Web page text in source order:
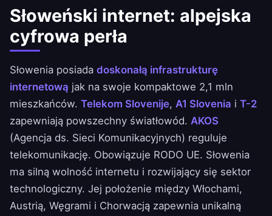
Słoweński internet: alpejska
cyfrowa perła
Słowenia posiada doskonałą infrastrukturę
internetową jak na swoje kompaktowe 2,1 mln
mieszkańców. Telekom Slovenije, A1 Slovenia i T-2
zapewniają powszechny światłowód. AKOS
(Agencja ds. Sieci Komunikacyjnych) reguluje
telekomunikację. Obowiązuje RODO UE. Słowenia
ma silną wolność internetu i rozwijający się sektor
technologiczny. Jej położenie między Włochami,
Austrią, Węgrami i Chorwacją zapewnia unikalną